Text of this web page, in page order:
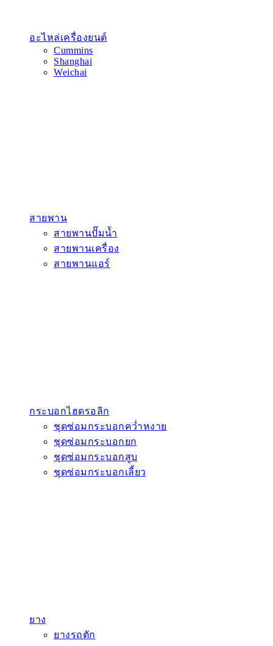
อะไหล่เครื่องยนต์
Cummins
Shanghai
Weichai
สายพาน
สายพานปั๊มน้ำ
สายพานเครื่อง
สายพานแอร์
กระบอกไฮดรอลิก
ชุดซ่อมกระบอกคว่ำหงาย
ชุดซ่อมกระบอกยก
ชุดซ่อมกระบอกสูบ
ชุดซ่อมกระบอกเลี้ยว
ยาง
ยางรถตัก